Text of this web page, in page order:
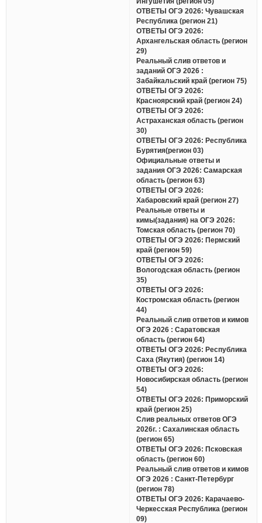
ОТВЕТЫ ОГЭ 2026: Чувашская
Республика (регион 21)
ОТВЕТЫ ОГЭ 2026:
Архангельская область (регион
29)
Реальный слив ответов и
заданий ОГЭ 2026 :
Забайкальский край (регион 75)
ОТВЕТЫ ОГЭ 2026:
Красноярский край (регион 24)
ОТВЕТЫ ОГЭ 2026:
Астраханская область (регион
30)
ОТВЕТЫ ОГЭ 2026: Республика
Бурятия(регион 03)
Официальные ответы и
задания ОГЭ 2026: Самарская
область (регион 63)
ОТВЕТЫ ОГЭ 2026:
Хабаровский край (регион 27)
Реальные ответы и
кимы(задания) на ОГЭ 2026:
Томская область (регион 70)
ОТВЕТЫ ОГЭ 2026: Пермский
край (регион 59)
ОТВЕТЫ ОГЭ 2026:
Вологодская область (регион
35)
ОТВЕТЫ ОГЭ 2026:
Костромская область (регион
44)
Реальный слив ответов и кимов
ОГЭ 2026 : Саратовская
область (регион 64)
ОТВЕТЫ ОГЭ 2026: Республика
Саха (Якутия) (регион 14)
ОТВЕТЫ ОГЭ 2026:
Новосибирская область (регион
54)
ОТВЕТЫ ОГЭ 2026: Приморский
край (регион 25)
Слив реальных ответов ОГЭ
2026г. : Сахалинская область
(регион 65)
ОТВЕТЫ ОГЭ 2026: Псковская
область (регион 60)
Реальный слив ответов и кимов
ОГЭ 2026 : Санкт-Петербург
(регион 78)
ОТВЕТЫ ОГЭ 2026: Карачаево-
Черкесская Республика (регион
09)